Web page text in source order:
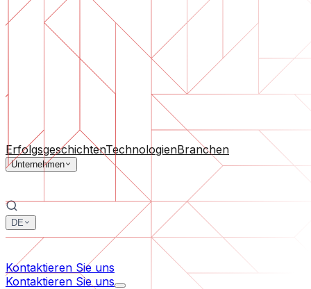
Technische Due Diligence
Qualitätsbewertung und Risikoidentifikation in Ihrer
Software-Support
Laufende Wartung oder Rettung eines Projekts, das aus
Nach Unternehmensgröße
Für mittelständische Unternehmen
Alle Dienstleistungen
ErfolgsgeschichtenTechnologienBranchen
Unternehmen
DE
한국어
Kontaktieren Sie uns
Kontaktieren Sie uns